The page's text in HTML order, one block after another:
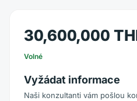
30,600,000
Volné
Vyžádat informace
Naši konzultanti vám pošlou